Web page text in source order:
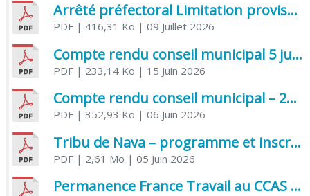
Arrêté préfectoral Limitation provisoire des usages de l’eau
PDF| 416,31 Ko | 09 Juillet 2026
Compte rendu conseil municipal 5 juin 2026 sénatoriale
PDF| 233,14 Ko | 15 Juin 2026
Compte rendu conseil municipal – 21 avril 2026
PDF| 352,93 Ko | 06 Juin 2026
Tribu de Nava – programme et inscriptions été 2026
PDF| 2,61 Mo | 05 Juin 2026
Permanence France Travail au CCAS de Saujon Juin 2026